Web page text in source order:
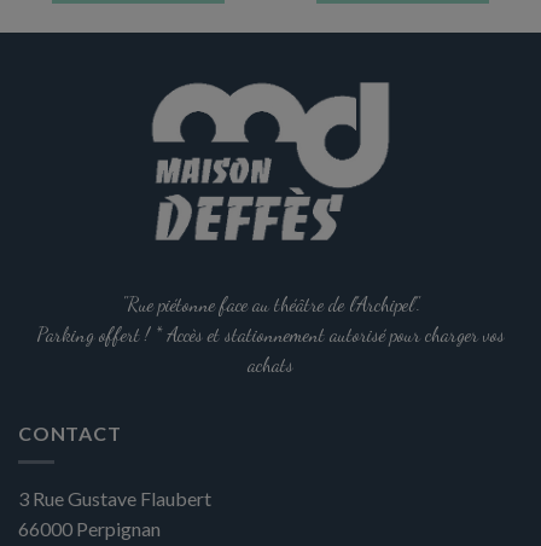
"Rue piétonne face au théâtre de l'Archipel".
Parking offert ! * Accès et stationnement autorisé pour charger vos
achats
CONTACT
3 Rue Gustave Flaubert
66000 Perpignan